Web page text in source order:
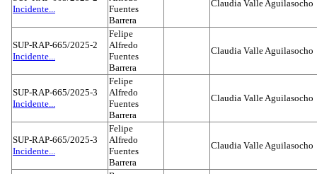
Incidente...
Fuentes
Barrera
Claudia Valle Aguilasocho
SUP-RAP-665/2025-2
Incidente...
Felipe
Alfredo
Fuentes
Barrera
Claudia Valle Aguilasocho
SUP-RAP-665/2025-3
Incidente...
Felipe
Alfredo
Fuentes
Barrera
Claudia Valle Aguilasocho
SUP-RAP-665/2025-3
Incidente...
Felipe
Alfredo
Fuentes
Barrera
Claudia Valle Aguilasocho